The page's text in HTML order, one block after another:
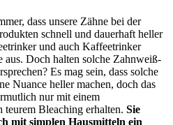
dass unsere Zähne bei der
schnell und dauerhaft heller
und auch Kaffeetrinker
aus. Doch halten solche Zahnweiß-
Es mag sein, dass solche
Nuance heller machen, doch das
nur mit einem
teurem Bleaching erhalten. Sie
mit simplen Hausmitteln ein